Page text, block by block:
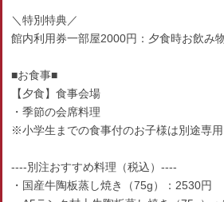
＼特別特典／
館内利用券一部屋2000円：夕食時お飲み
■お食事■
【夕食】食事会場
・季節の会席料理
※小学生までの食事付のお子様は別途専
----別注おすすめ料理（税込）----
・国産牛陶板蒸し焼き（75g）：2530円